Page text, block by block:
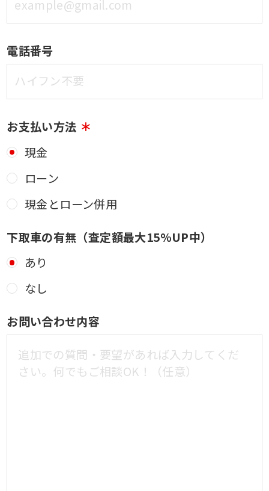
電話番号
お支払い方法
現金
ローン
現金とローン併用
下取車の有無（査定額最大15%UP中）
あり
なし
お問い合わせ内容